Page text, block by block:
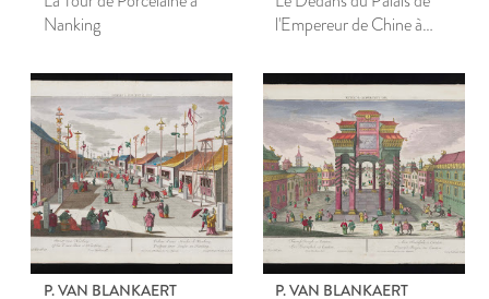
Nanking
l'Empereur de Chine à
P. VAN BLANKAERT
P. VAN BLANKAERT